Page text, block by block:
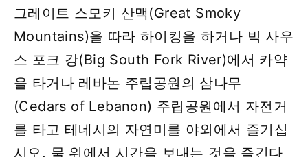
그레이트 스모키 산맥(Great Smoky
Mountains)을 따라 하이킹을 하거나 빅 사우
스 포크 강(Big South Fork River)에서 카약
을 타거나 레바논 주립공원의 삼나무
(Cedars of Lebanon) 주립공원에서 자전거
를 타고 테네시의 자연미를 야외에서 즐기십
시오. 물 위에서 시간을 보내는 것을 즐긴다